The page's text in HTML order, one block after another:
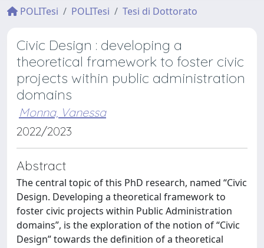
POLITesi POLITesi Tesi di Dottorato
Civic Design : developing a
theoretical framework to foster civic
projects within public administration
domains
Monna, Vanessa
2022/2023
Abstract
The central topic of this PhD research, named “Civic
Design. Developing a theoretical framework to
foster civic projects within Public Administration
domains”, is the exploration of the notion of “Civic
Design” towards the definition of a theoretical